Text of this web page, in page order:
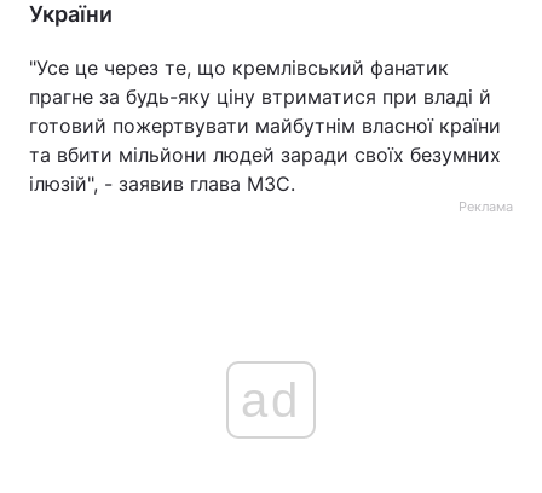
України
"Усе це через те, що кремлівський фанатик
прагне за будь-яку ціну втриматися при владі й
готовий пожертвувати майбутнім власної країни
та вбити мільйони людей заради своїх безумних
ілюзій", - заявив глава МЗС.
Реклама
ad